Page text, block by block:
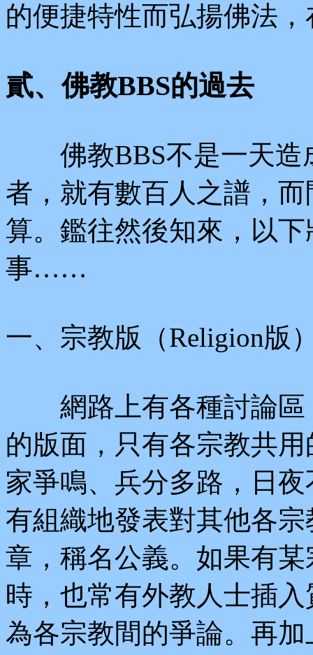
的便捷特性而弘揚佛法
貳、佛教BBS的過去
佛教BBS不是一天造
者，就有數百人之譜，
算。鑑往然後知來，以
事……
一、宗教版（Religion版
網路上有各種討論區
的版面，只有各宗教共
家爭鳴、兵分多路，日
有組織地發表對其他各
章，稱名公義。如果有
時，也常有外教人士插
為各宗教間的爭論。再